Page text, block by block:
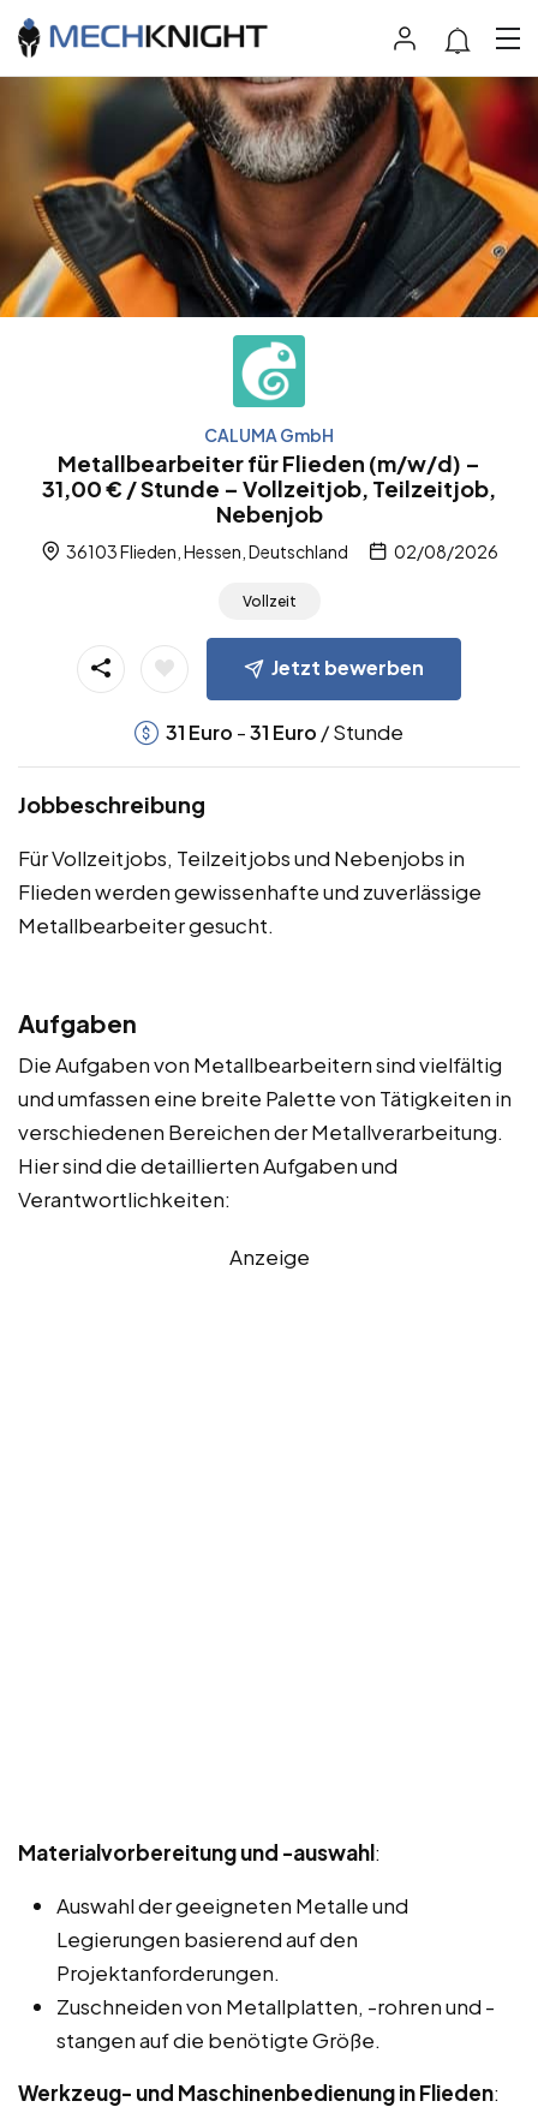
CALUMA GmbH
Metallbearbeiter für Flieden (m/w/d) –
31,00 € / Stunde – Vollzeitjob, Teilzeitjob,
Nebenjob
36103 Flieden, Hessen, Deutschland 02/08/2026
Vollzeit
Jetzt bewerben
31 Euro -31 Euro / Stunde
Jobbeschreibung
Für Vollzeitjobs, Teilzeitjobs und Nebenjobs in
Flieden werden gewissenhafte und zuverlässige
Metallbearbeiter gesucht.
Aufgaben
Die Aufgaben von Metallbearbeitern sind vielfältig
und umfassen eine breite Palette von Tätigkeiten in
verschiedenen Bereichen der Metallverarbeitung.
Hier sind die detaillierten Aufgaben und
Verantwortlichkeiten:
Anzeige
Materialvorbereitung und -auswahl:
Auswahl der geeigneten Metalle und
Legierungen basierend auf den
Projektanforderungen.
Zuschneiden von Metallplatten, -rohren und -
stangen auf die benötigte Größe.
Werkzeug- und Maschinenbedienung in Flieden: